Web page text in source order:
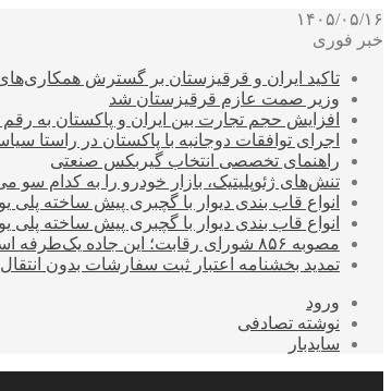
۱۴۰۵/۰۵/۱۶
خبر فوری
تاکید ایران و قرقیزستان بر گسترش
وزیر صمت عازم قرقیزستان شد
افزایش حجم تجارت بین ایران و پاکستان به رقم ۱۰ میلیارد دلار
اجرای توافقات دوجانبه با پاکستان در راستا
راهنمای تخصصی انتخاب گیربکس صنعتی
تنش‌های ژئوپلیتیک، بازار خودرو را به کدام سو
انواع قاب بندی دیوار با گچبری پیش ساخته
انواع قاب بندی دیوار با گچبری پیش ساخته
مصوبه ۸۵۶ شورای رقابت؛ این جاده یک‌طرفه است
تمدید بخشنامه اعتبار ثبت سفارشات بدون انتقال ارز تا ۱۵
ورود
نوشته تصادفی
سایدبار